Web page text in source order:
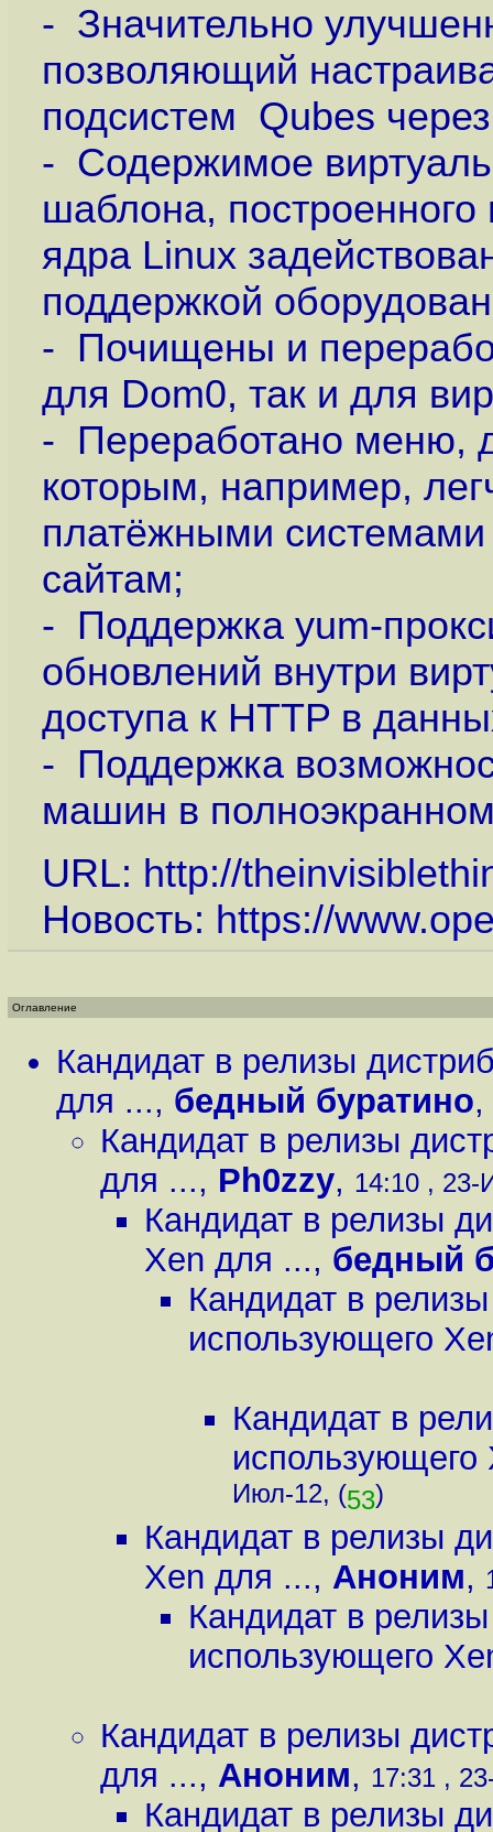
- Значительно
позволяющий
подсистем Qubes
- Содержимое
шаблона, построенного
ядра Linux
поддержкой
- Почищены и
для Dom0, так и для
- Переработано меню,
которым, например,
платёжными системами
сайтам;
- Поддержка yum-
обновлений внутри
доступа к HTTP в
- Поддержка
машин в
URL: http://
Новость: https://
Оглавление
Кандидат в релизы
для ..., бедный буратино,
Кандидат в релизы
для ..., Ph0zzy, 14:10 , 23-
Кандидат в релизы
Xen для ..., бедный
Кандидат в
использующего
Кандидат в
использующего
Июл-12, (53)
Кандидат в релизы
Xen для ..., Аноним,
Кандидат в
использующего
Кандидат в релизы
для ..., Аноним, 17:31 ,
Кандидат в релизы